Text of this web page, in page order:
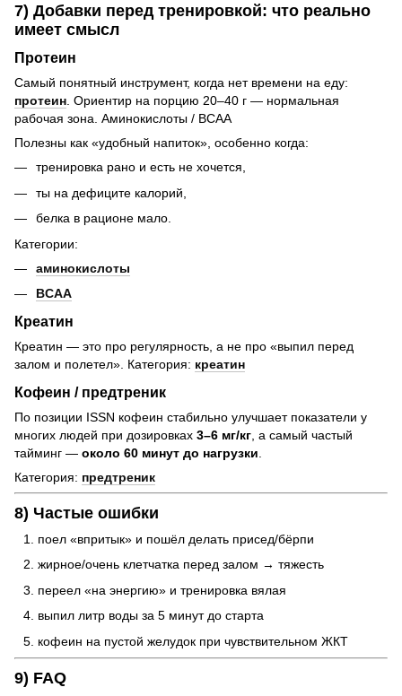
7) Добавки перед тренировкой: что реально
имеет смысл
Протеин
Самый понятный инструмент, когда нет времени на еду:
протеин. Ориентир на порцию 20–40 г — нормальная
рабочая зона. Аминокислоты / BCAA
Полезны как «удобный напиток», особенно когда:
тренировка рано и есть не хочется,
ты на дефиците калорий,
белка в рационе мало.
Категории:
аминокислоты
BCAA
Креатин
Креатин — это про регулярность, а не про «выпил перед
залом и полетел». Категория: креатин
Кофеин / предтреник
По позиции ISSN кофеин стабильно улучшает показатели у
многих людей при дозировках 3–6 мг/кг , а самый частый
тайминг — около 60 минут до нагрузки
Категория: предтреник
8) Частые ошибки
поел «впритык» и пошёл делать присед/бёрпи
жирное/очень клетчатка перед залом → тяжесть
переел «на энергию» и тренировка вялая
выпил литр воды за 5 минут до старта
кофеин на пустой желудок при чувствительном ЖКТ
9) FAQ